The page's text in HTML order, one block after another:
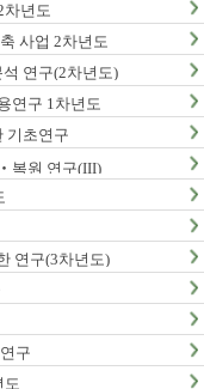
차년도
사업 2차년도
연구(2차년도)
연구 1차년도
기초연구
복원 연구(III)
연구(3차년도)
구
도